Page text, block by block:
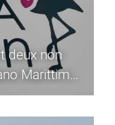
deux non
Marittima